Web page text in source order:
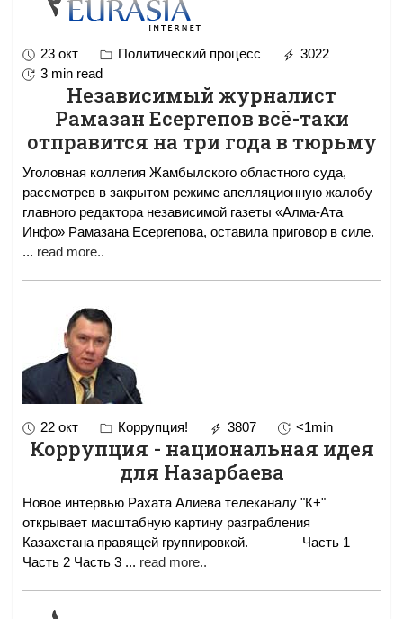
23 окт Политический процесс
3022
3 min read
Независимый журналист
Рамазан Есергепов всё-таки
отправится на три года в тюрьму
Уголовная коллегия Жамбылского областного суда,
рассмотрев в закрытом режиме апелляционную жалобу
главного редактора независимой газеты «Алма-Ата
Инфо» Рамазана Есергепова, оставила приговор в силе.
... read more..
22 окт Коррупция! 3807 <1min
Коррупция - национальная идея
для Назарбаева
Новое интервью Рахата Алиева телеканалу "К+"
открывает масштабную картину разграбления
Казахстана правящей группировкой. Часть 1
Часть 2 Часть 3 ... read more..